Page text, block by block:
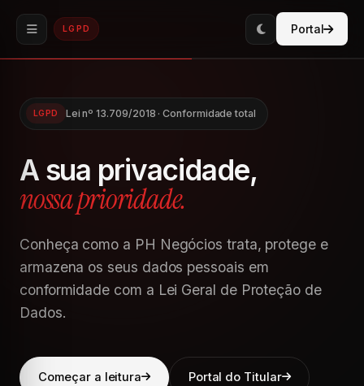
LGPD Portal
LGPD Lei nº 13.709/2018 · Conformidade total
A sua privacidade,
nossa prioridade.
Conheça como a PH Negócios trata, protege e
armazena os seus dados pessoais em
conformidade com a Lei Geral de Proteção de
Dados.
Começar a leitura Portal do Titular